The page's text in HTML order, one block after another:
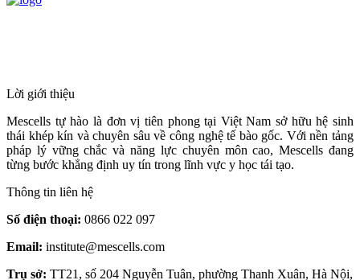
Lời giới thiệu
Mescells tự hào là đơn vị tiên phong tại Việt Nam sở hữu hệ sinh
thái khép kín và chuyên sâu về công nghệ tế bào gốc. Với nền tảng
pháp lý vững chắc và năng lực chuyên môn cao, Mescells đang
từng bước khẳng định uy tín trong lĩnh vực y học tái tạo.
Thông tin liên hệ
Số điện thoại: 0866 022 097
Email: institute@mescells.com
Trụ sở: TT21, số 204 Nguyễn Tuân, phường Thanh Xuân, Hà Nội,